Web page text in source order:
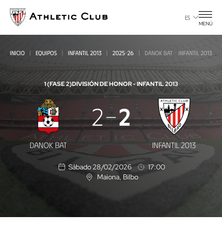
contenido
principal
ES
MENÚ
INICIO EQUIPOS INFANTIL 2013 2025-26 DANOK BAT - INFANTIL 2013
1 (FASE 2)DIVISIÓN DE HONOR - INFANTIL 2013
Danok
Bat
Infantil
DANOK BAT
2 2
INFANTIL 2013
Sábado 28/02/2026
17:00
U
Maiona , Bilbo